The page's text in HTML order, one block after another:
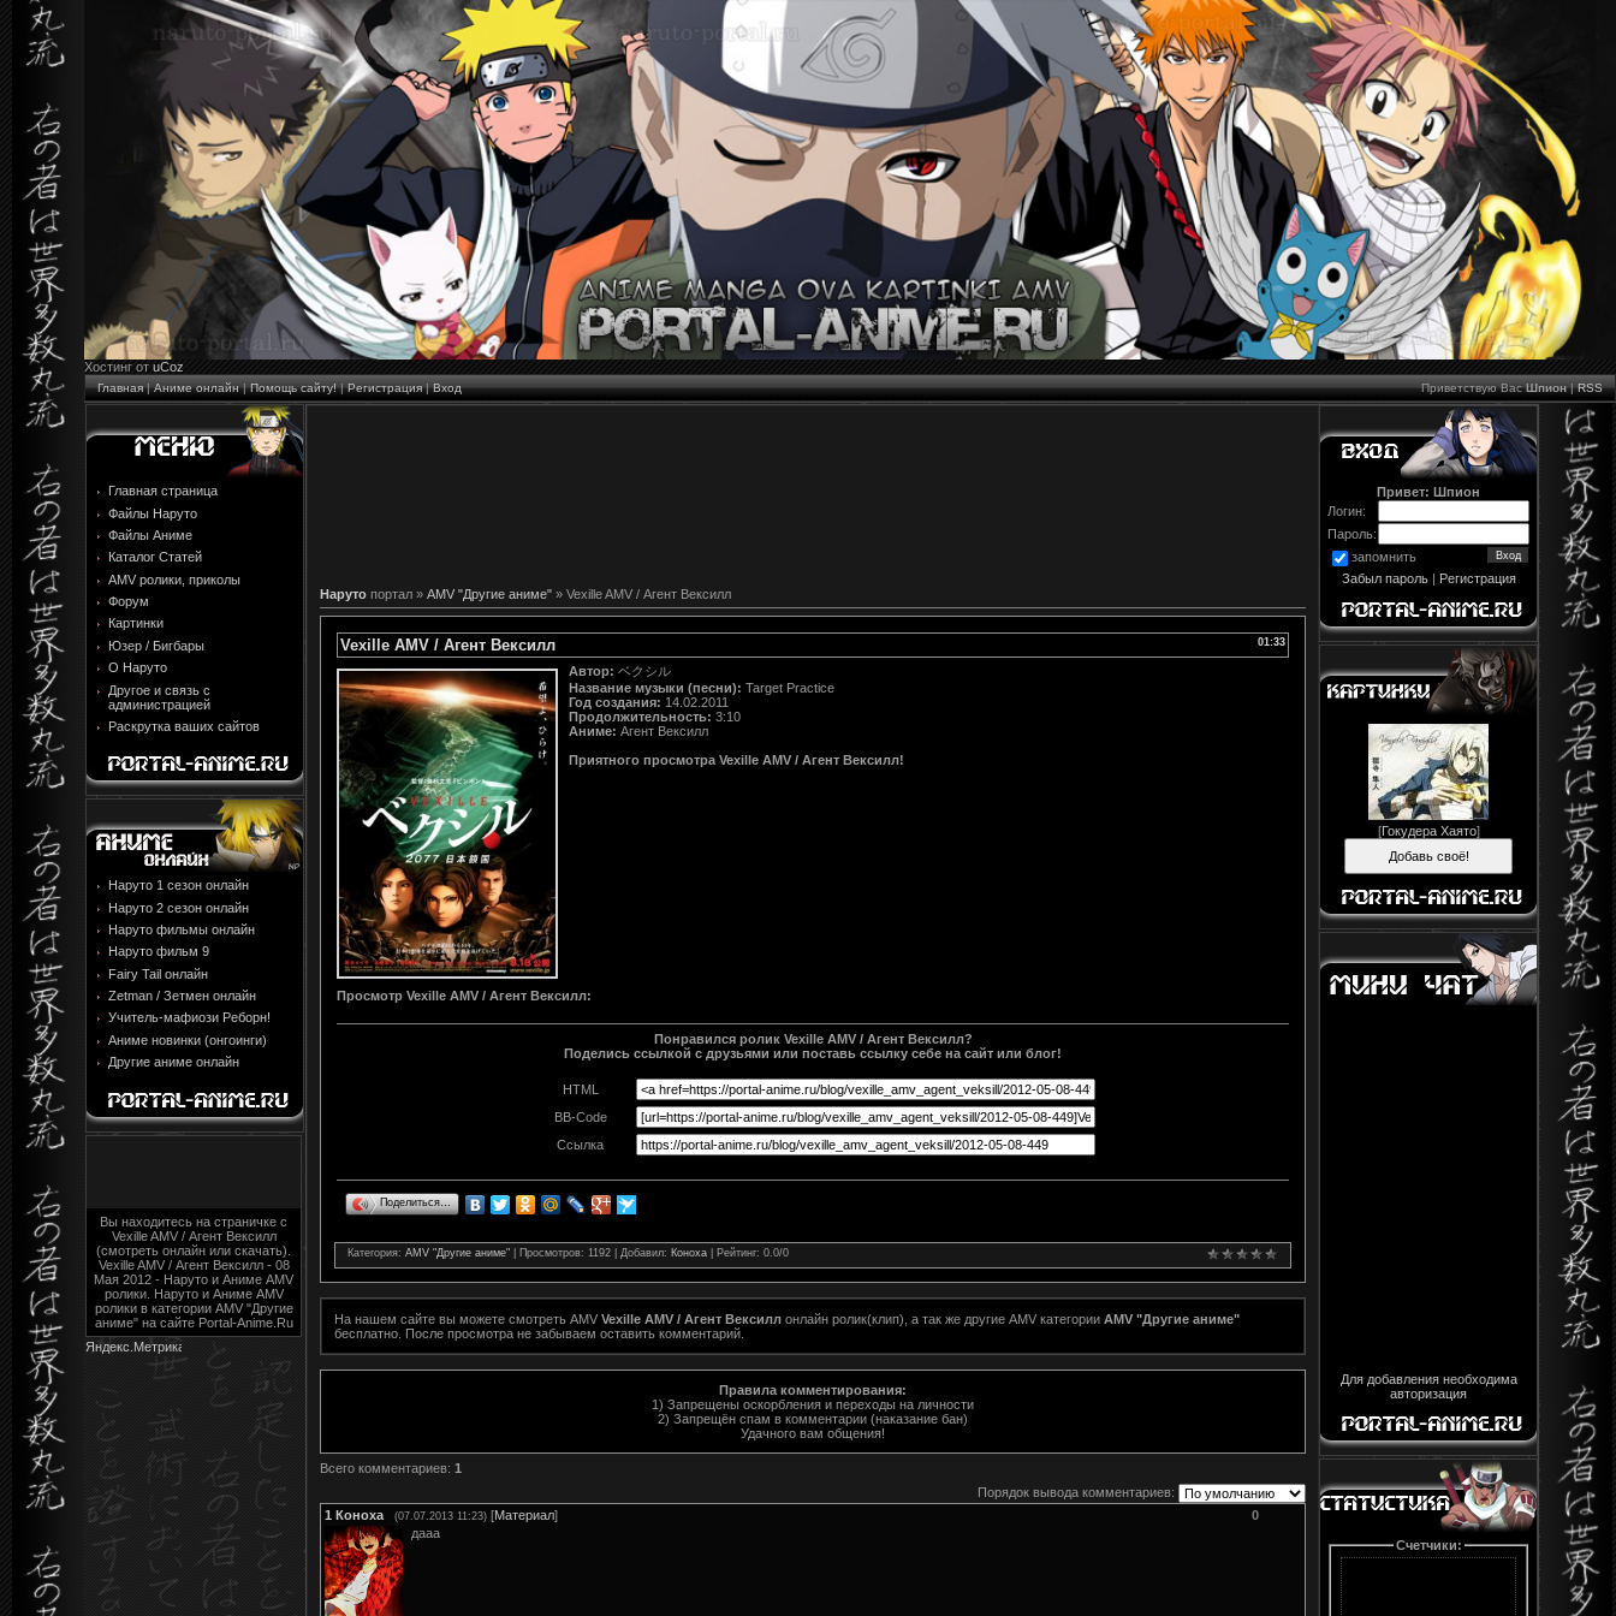
Хостинг от uCoz
Главная|Аниме онлайн|Помощь сайту!|Регистрация|Вход Приветствую Вас Шпион|RSS
Главная страница
Файлы Наруто
Файлы Аниме
Каталог Статей
AMV ролики, приколы
Форум
Картинки
Юзер / Бигбары
О Наруто
Другое и связь с
администрацией
Раскрутка ваших сайтов
Наруто 1 сезон онлайн
Наруто 2 сезон онлайн
Наруто фильмы онлайн
Наруто фильм 9
Fairy Tail онлайн
Zetman / Зетмен онлайн
Учитель-мафиози Реборн!
Аниме новинки (онгоинги)
Другие аниме онлайн
Вы находитесь на страничке с
Vexille AMV / Агент Вексилл
(смотреть онлайн или скачать).
Vexille AMV / Агент Вексилл - 08
Мая 2012 - Наруто и Аниме AMV
ролики. Наруто и Аниме AMV
ролики в категории AMV "Другие
аниме" на сайте Portal-Anime.Ru
Наруто портал » AMV "Другие аниме" » Vexille AMV / Агент Вексилл
01:33
Vexille AMV / Агент Вексилл
Автор: ベクシル
Название музыки (песни): Target Practice
Год создания: 14.02.2011
Продолжительность: 3:10
Аниме: Агент Вексилл
Приятного просмотра Vexille AMV / Агент Вексилл!
Просмотр Vexille AMV / Агент Вексилл:
Понравился ролик Vexille AMV / Агент Вексилл?
Поделись ссылкой с друзьями или поставь ссылку себе на сайт или блог!
HTML
BB-Code
Ссылка
Поделиться…
Категория: AMV "Другие аниме" Просмотров: 1192 | Добавил: Коноха Рейтинг: 0.0/0
На нашем сайте вы можете смотреть AMV Vexille AMV / Агент Вексилл онлайн ролик(клип), а так же другие AMV категории AMV "Другие аниме"
бесплатно. После просмотра не забываем оставить комментарий.
Правила комментирования:
1) Запрещены оскорбления и переходы на личности
2) Запрещён спам в комментарии (наказание бан)
Удачного вам общения!
Всего комментариев: 1
Порядок вывода комментариев:
0
1 Коноха (07.07.2013 11:23) [Материал]
дааа
Привет: Шпион
Логин:
Пароль:
запомнить
Забыл пароль| Регистрация
[Гокудера Хаято]
Для добавления необходима
авторизация
Счетчики: